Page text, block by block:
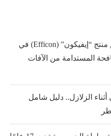
شركة “بي. إيه. إس. إف.” تطلق منتج “إيفيكون” (Efficon) في
المستدامة من الآفات
الزلازل.. دليل شامل